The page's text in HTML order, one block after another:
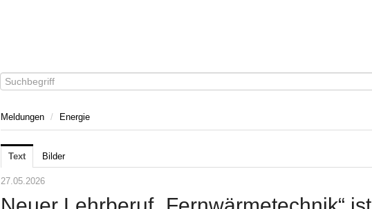
Meldungen / Energie
Text Bilder
27.05.2026